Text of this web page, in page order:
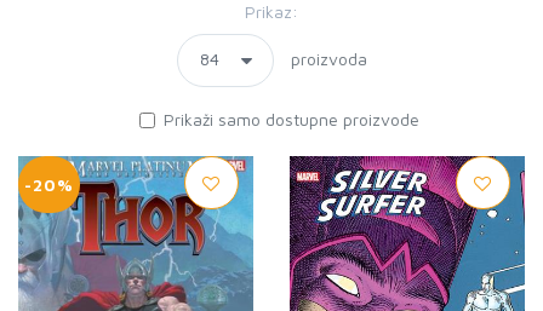
Prikaz:
proizvoda
Prikaži samo dostupne proizvode
-20%